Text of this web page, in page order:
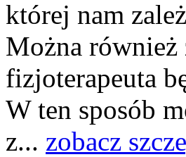
której nam
Można również
fizjoterapeuta
W ten sposób
z... zobacz